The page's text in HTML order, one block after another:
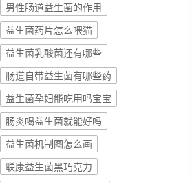
男性肠道益生菌的作用
益生菌药片怎么喂猫
益生菌乳酸菌还有哪些
肠道自带益生菌有哪些药
益生菌孕妇能吃用吗宝宝
肠炎喝益生菌就能好吗
益生菌机制图怎么画
联康益生菌黑巧克力